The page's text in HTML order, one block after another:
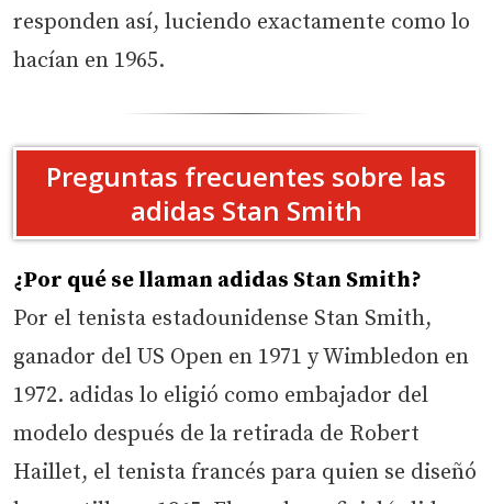
responden así, luciendo exactamente como lo
hacían en 1965.
Preguntas frecuentes sobre las
adidas Stan Smith
¿Por qué se llaman adidas Stan Smith?
Por el tenista estadounidense Stan Smith,
ganador del US Open en 1971 y Wimbledon en
1972. adidas lo eligió como embajador del
modelo después de la retirada de Robert
Haillet, el tenista francés para quien se diseñó